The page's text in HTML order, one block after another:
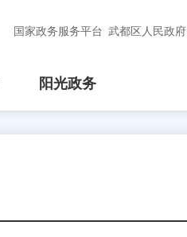
国家政务服务平台 武都区人民政府
阳光政务